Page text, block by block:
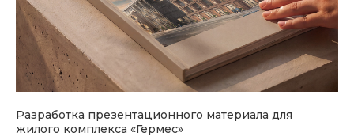
Разработка презентационного материала для
жилого комплекса «Гермес»